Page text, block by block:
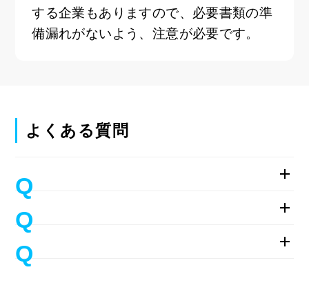
する企業もありますので、必要書類の準
備漏れがないよう、注意が必要です。
よくある質問